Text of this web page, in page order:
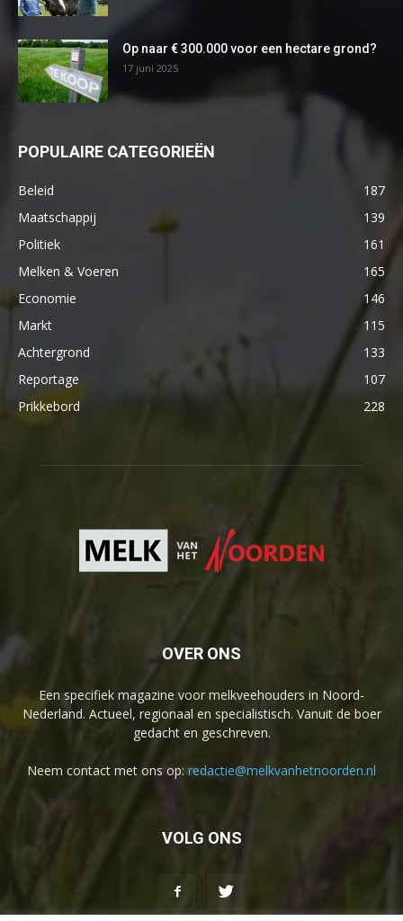
Op naar € 300.000 voor een hectare grond?
17 juni 2025
POPULAIRE CATEGORIEËN
Beleid
187
Maatschappij
139
Politiek
161
Melken & Voeren
165
Economie
146
Markt
115
Achtergrond
133
Reportage
107
Prikkebord
228
OVER ONS
Een specifiek magazine voor melkveehouders in Noord-
Nederland. Actueel, regionaal en specialistisch. Vanuit de boer
gedacht en geschreven.
Neem contact met ons op: redactie@melkvanhetnoorden.nl
VOLG ONS